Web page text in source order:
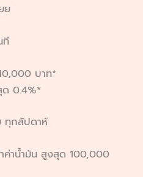
ย
ที
บาท*
0.4%*
ทุกสัปดาห์
ค่าน้ำมัน สูงสุด 100,000